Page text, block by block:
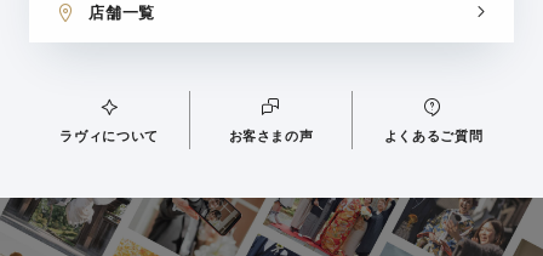
店舗一覧
ラヴィについて お客さまの声 よくあるご質問